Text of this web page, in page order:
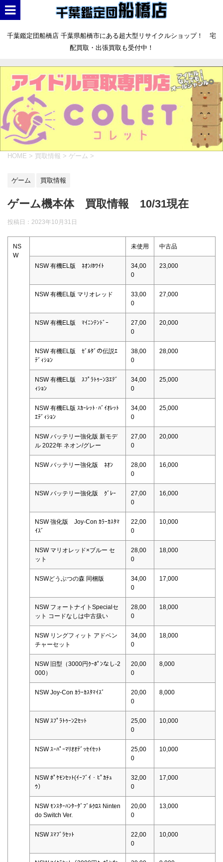
千葉鑑定団船橋店 千葉県船橋市にある超大型リサイクルショップ！ 宅
配買取・出張買取も受付中！
HOME > 買取情報 > ゲーム >
ゲーム 買取情報
ゲーム機本体 買取情報 10/31現在
投稿日： 2023年10月31日
NS
W
未使用 中古品
NSW 有機EL版 ﾈｵﾝ/ﾎﾜｲﾄ
34,00
0
23,000
NSW 有機EL版 マリオレッド
33,00
0
27,000
NSW 有機EL版 ﾏｲﾆﾝﾃﾝﾄﾞｰ
27,00
0
20,000
NSW 有機EL版 ｾﾞﾙﾀﾞの伝説ｴ
ﾃﾞｨｼｮﾝ
38,00
0
28,000
NSW 有機EL版 ｽﾌﾟﾗﾄｩｰﾝ3ｴﾃﾞ
ｨｼｮﾝ
34,00
0
25,000
NSW 有機EL版 ｽｶｰﾚｯﾄ･ﾊﾞｲｵﾚｯﾄ
ｴﾃﾞｨｼｮﾝ
34,00
0
25,000
NSW バッテリー強化版 新モデ
ル 2022年 ネオン/グレー
27,00
0
20,000
NSW バッテリー強化版 ﾈｵﾝ
28,00
0
16,000
NSW バッテリー強化版 ｸﾞﾚｰ
27,00
0
16,000
NSW 強化版 Joy-Con ｶﾗｰｶｽﾀﾏ
ｲｽﾞ
22,00
0
10,000
NSW マリオレッド×ブルー セ
ット
28,00
0
18,000
NSWどうぶつの森 同梱版
34,00
0
17,000
NSW フォートナイトSpecialセ
ット コードなしは中古扱い
28,00
0
18,000
NSW リングフィット アドベン
チャーセット
34,00
0
18,000
NSW 旧型（3000円ｸｰﾎﾟﾝなし-2
000）
20,00
0
8,000
NSW Joy-Con ｶﾗｰｶｽﾀﾏｲｽﾞ
20,00
0
8,000
NSW ｽﾌﾟﾗﾄｩｰﾝ2ｾｯﾄ
25,00
0
10,000
NSW ｽｰﾊﾟｰﾏﾘｵｵﾃﾞｯｾｲｾｯﾄ
25,00
0
10,000
NSW ﾎﾟｹﾓﾝｾｯﾄ(ｲｰﾌﾞｲ・ﾋﾟｶﾁｭ
ｳ）
32,00
0
17,000
NSW ﾓﾝｽﾀｰﾊﾝﾀｰﾀﾞﾌﾞﾙｸﾛｽ Ninten
do Switch Ver.
20,00
0
13,000
NSW ｽﾏﾌﾞﾗｾｯﾄ
22,00
0
10,000